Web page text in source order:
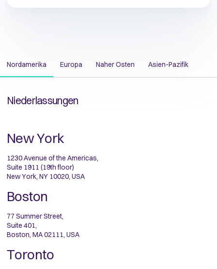
Nordamerika Europa Naher Osten Asien-Pazifik
Niederlassungen
New York
1230 Avenue of the Americas,
Suite 1911 (19th floor)
New York, NY 10020, USA
Boston
77 Summer Street,
Suite 401,
Boston, MA 02111, USA
Toronto